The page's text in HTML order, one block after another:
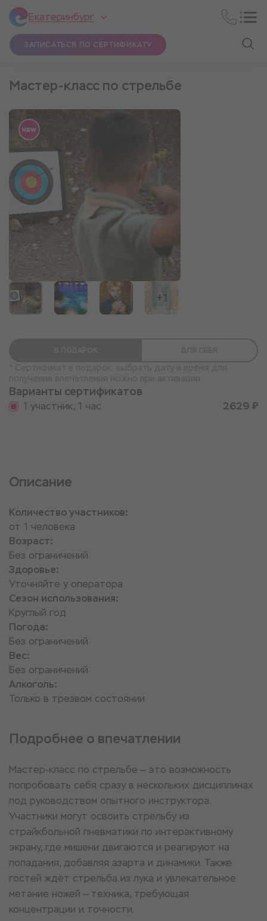
Екатеринбург
ЗАПИСАТЬСЯ ПО СЕРТИФИКАТУ
Мастер-класс по стрельбе
+1
Варианты сертификатов
1 участник, 1 час 2629 ₽
Описание
Количество участников:
от 1 человека
Возраст:
Без ограничений
Здоровье:
Уточняйте у оператора
Сезон использования:
Круглый год
Погода:
Без ограничений
Вес:
Без ограничений
Алкоголь:
Только в трезвом состоянии
Подробнее о впечатлении
Мастер-класс по стрельбе — это возможность
попробовать себя сразу в нескольких дисциплинах
под руководством опытного инструктора.
Участники могут освоить стрельбу из
страйкбольной пневматики по интерактивному
экрану, где мишени двигаются и реагируют на
попадания, добавляя азарта и динамики. Также
гостей ждёт стрельба из лука и увлекательное
метание ножей — техника, требующая
концентрации и точности.